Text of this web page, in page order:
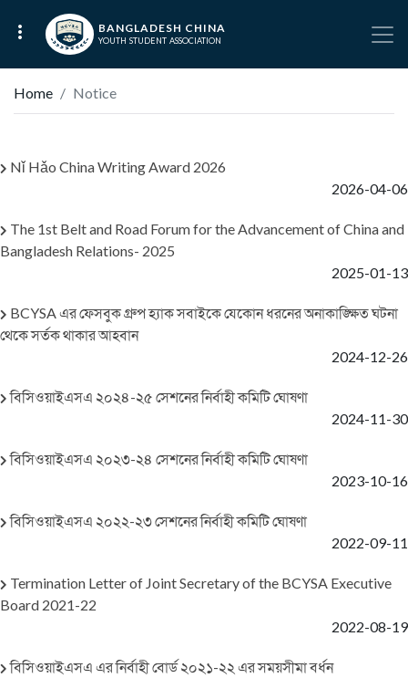
BANGLADESH CHINA
YOUTH STUDENT ASSOCIATION
Home Notice
Nǐ Hǎo China Writing Award 2026
2026-04-06
The 1st Belt and Road Forum for the Advancement of China and
Bangladesh Relations- 2025
2025-01-13
BCYSA এর ফেসবুক গ্রুপ হ্যাক সবাইকে যেকোন ধরনের অনাকাঙ্ক্ষিত ঘটনা
থেকে সর্তক থাকার আহবান
2024-12-26
বিসিওয়াইএসএ ২০২৪-২৫ সেশনের নির্বাহী কমিটি ঘোষণা
2024-11-30
বিসিওয়াইএসএ ২০২৩-২৪ সেশনের নির্বাহী কমিটি ঘোষণা
2023-10-16
বিসিওয়াইএসএ ২০২২-২৩ সেশনের নির্বাহী কমিটি ঘোষণা
2022-09-11
Termination Letter of Joint Secretary of the BCYSA Executive
Board 2021-22
2022-08-19
বিসিওয়াইএসএ এর নির্বাহী বোর্ড ২০২১-২২ এর সময়সীমা বর্ধন